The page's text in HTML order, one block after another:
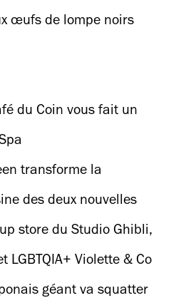
œufs de lompe noirs
du Coin vous fait un
fête avec une Top
transforme la
sur fond de sons
des deux nouvelles
Chef 2024 ?
store du Studio Ghibli,
Violette & Co
de 150 mètres carrés
géant va squatter